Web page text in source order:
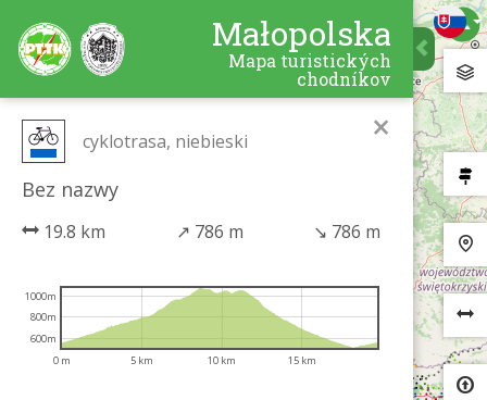
Małopolska
Mapa turistických
chodníkov
×
cyklotrasa, niebieski
Bez nazwy
19.8 km ↗ 786 m ↘ 786 m
0 m 5 km 10 km 15 km
600m
800m
1000m